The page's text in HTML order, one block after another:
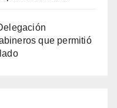
que permitió